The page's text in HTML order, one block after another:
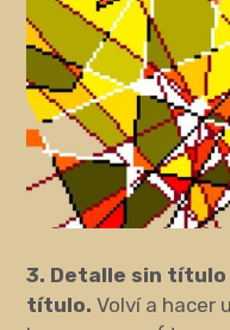
3. Detalle sin
título.Volví a hacer